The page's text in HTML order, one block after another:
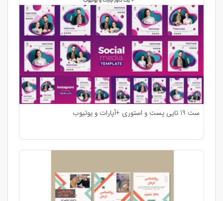
ست 19 تایی پست و استوری +آپارات و یوتیوب